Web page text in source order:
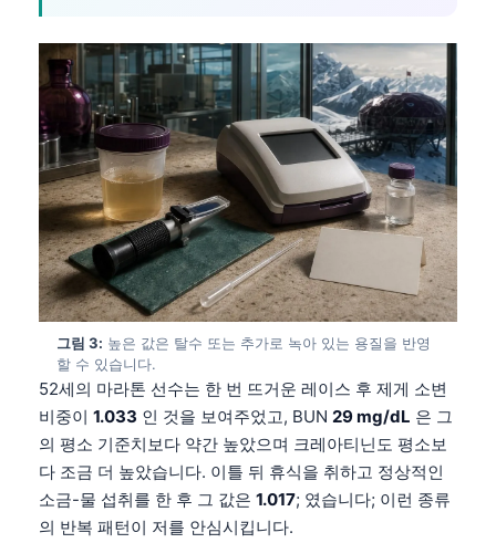
그림 3: 높은 값은 탈수 또는 추가로 녹아 있는 용질을 반영
할 수 있습니다.
52세의 마라톤 선수는 한 번 뜨거운 레이스 후 제게 소변
비중이 1.033 인 것을 보여주었고, BUN 29 mg/dL 은 그
의 평소 기준치보다 약간 높았으며 크레아티닌도 평소보
다 조금 더 높았습니다. 이틀 뒤 휴식을 취하고 정상적인
소금-물 섭취를 한 후 그 값은 1.017; 였습니다; 이런 종류
의 반복 패턴이 저를 안심시킵니다.